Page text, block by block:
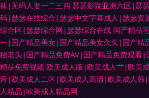
袜|无码人妻一二三四 瑟瑟影院亚洲六区|瑟
码|瑟瑟在线综合|瑟瑟中文字幕成人|瑟瑟资
综合区|瑟瑟综合网|瑟瑟综合在线 国产精品
一|国产精品美女|国产精品美女久久|国产精
秘老头|国产精品免费AV|国产精品免费观看|
精品免费视频 欧美成人版|欧美成人艹|欧美
音|欧美成人二区|欧美成人高清|欧美成人韩
人精品|欧美成人精品网